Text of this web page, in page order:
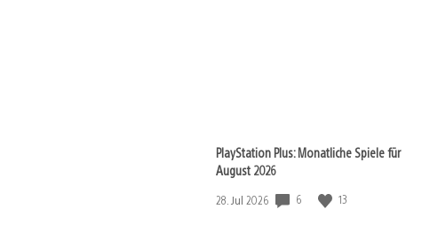
PlayStation Plus: Monatliche Spiele für
August 2026
Veröffentlichungsdatum:
28. Jul 2026 6 13